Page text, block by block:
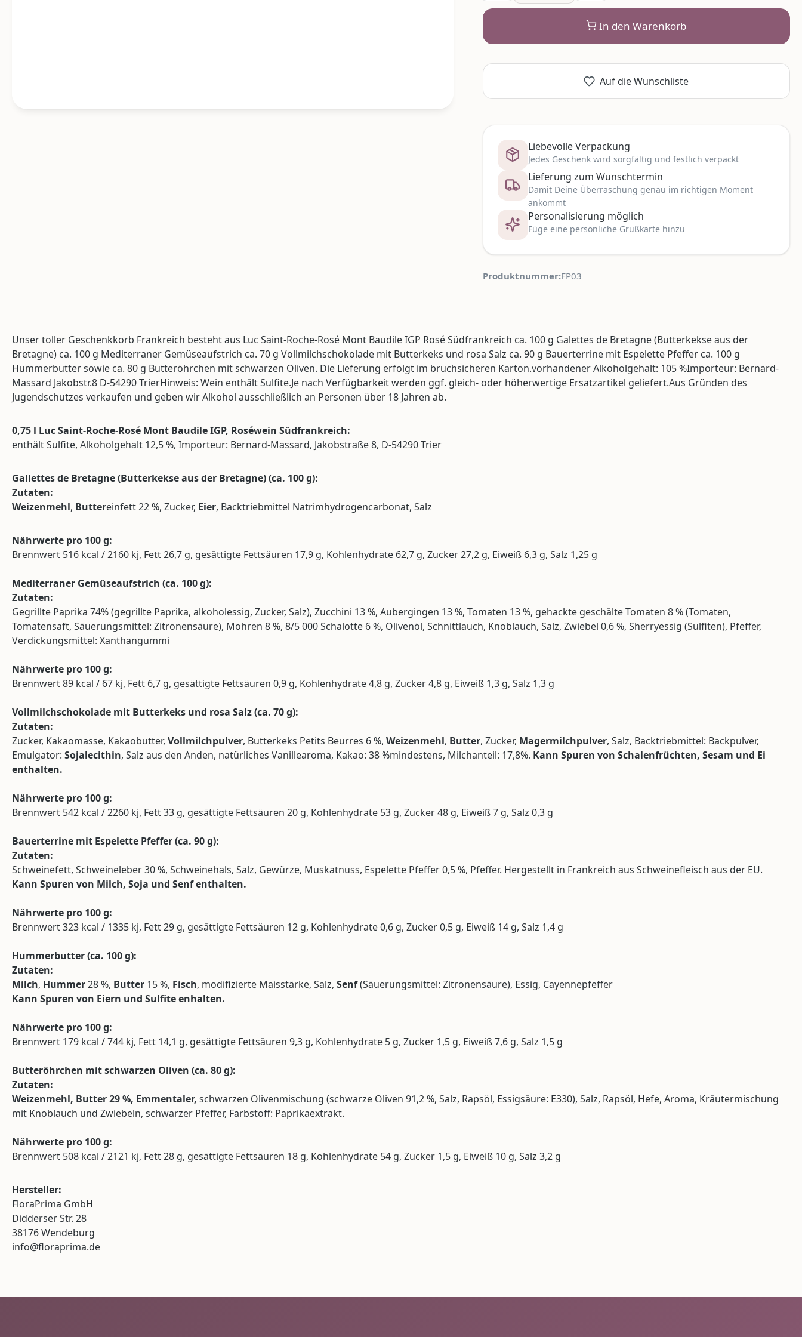
In den Warenkorb
Auf die Wunschliste
Liebevolle Verpackung
Jedes Geschenk wird sorgfältig und festlich verpackt
Lieferung zum Wunschtermin
Damit Deine Überraschung genau im richtigen Moment
ankommt
Personalisierung möglich
Füge eine persönliche Grußkarte hinzu
Produktnummer:FP03
Unser toller Geschenkkorb Frankreich besteht aus Luc Saint-Roche-Rosé Mont Baudile IGP Rosé Südfrankreich ca. 100 g Galettes de Bretagne (Butterkekse aus der
Bretagne) ca. 100 g Mediterraner Gemüseaufstrich ca. 70 g Vollmilchschokolade mit Butterkeks und rosa Salz ca. 90 g Bauerterrine mit Espelette Pfeffer ca. 100 g
Hummerbutter sowie ca. 80 g Butteröhrchen mit schwarzen Oliven. Die Lieferung erfolgt im bruchsicheren Karton.vorhandener Alkoholgehalt: 105 %Importeur: Bernard-
Massard Jakobstr.8 D-54290 TrierHinweis: Wein enthält Sulfite.Je nach Verfügbarkeit werden ggf. gleich- oder höherwertige Ersatzartikel geliefert.Aus Gründen des
Jugendschutzes verkaufen und geben wir Alkohol ausschließlich an Personen über 18 Jahren ab.
0,75 l Luc Saint-Roche-Rosé Mont Baudile IGP, Roséwein Südfrankreich:
enthält Sulfite, Alkoholgehalt 12,5 %, Importeur: Bernard-Massard, Jakobstraße 8, D-54290 Trier
Gallettes de Bretagne (Butterkekse aus der Bretagne) (ca. 100 g):
Zutaten:
Weizenmehl, Buttereinfett 22 %, Zucker, Eier, Backtriebmittel Natrimhydrogencarbonat, Salz
Nährwerte pro 100 g:
Brennwert 516 kcal / 2160 kj, Fett 26,7 g, gesättigte Fettsäuren 17,9 g, Kohlenhydrate 62,7 g, Zucker 27,2 g, Eiweiß 6,3 g, Salz 1,25 g
Mediterraner Gemüseaufstrich (ca. 100 g):
Zutaten:
Gegrillte Paprika 74% (gegrillte Paprika, alkoholessig, Zucker, Salz), Zucchini 13 %, Aubergingen 13 %, Tomaten 13 %, gehackte geschälte Tomaten 8 % (Tomaten,
Tomatensaft, Säuerungsmittel: Zitronensäure), Möhren 8 %, 8/5 000 Schalotte 6 %, Olivenöl, Schnittlauch, Knoblauch, Salz, Zwiebel 0,6 %, Sherryessig (Sulfiten), Pfeffer,
Verdickungsmittel: Xanthangummi
Nährwerte pro 100 g:
Brennwert 89 kcal / 67 kj, Fett 6,7 g, gesättigte Fettsäuren 0,9 g, Kohlenhydrate 4,8 g, Zucker 4,8 g, Eiweiß 1,3 g, Salz 1,3 g
Vollmilchschokolade mit Butterkeks und rosa Salz (ca. 70 g):
Zutaten:
Zucker, Kakaomasse, Kakaobutter, Vollmilchpulver, Butterkeks Petits Beurres 6 %, Weizenmehl, Butter, Zucker, Magermilchpulver, Salz, Backtriebmittel: Backpulver,
Emulgator: Sojalecithin, Salz aus den Anden, natürliches Vanillearoma, Kakao: 38 %mindestens, Milchanteil: 17,8%. Kann Spuren von Schalenfrüchten, Sesam und Ei
enthalten.
Nährwerte pro 100 g:
Brennwert 542 kcal / 2260 kj, Fett 33 g, gesättigte Fettsäuren 20 g, Kohlenhydrate 53 g, Zucker 48 g, Eiweiß 7 g, Salz 0,3 g
Bauerterrine mit Espelette Pfeffer (ca. 90 g):
Zutaten:
Schweinefett, Schweineleber 30 %, Schweinehals, Salz, Gewürze, Muskatnuss, Espelette Pfeffer 0,5 %, Pfeffer. Hergestellt in Frankreich aus Schweinefleisch aus der EU.
Kann Spuren von Milch, Soja und Senf enthalten.
Nährwerte pro 100 g:
Brennwert 323 kcal / 1335 kj, Fett 29 g, gesättigte Fettsäuren 12 g, Kohlenhydrate 0,6 g, Zucker 0,5 g, Eiweiß 14 g, Salz 1,4 g
Hummerbutter (ca. 100 g):
Zutaten:
Milch, Hummer28 %, Butter 15 %, Fisch, modifizierte Maisstärke, Salz, Senf(Säuerungsmittel: Zitronensäure), Essig, Cayennepfeffer
Kann Spuren von Eiern und Sulfite enhalten.
Nährwerte pro 100 g:
Brennwert 179 kcal / 744 kj, Fett 14,1 g, gesättigte Fettsäuren 9,3 g, Kohlenhydrate 5 g, Zucker 1,5 g, Eiweiß 7,6 g, Salz 1,5 g
Butteröhrchen mit schwarzen Oliven (ca. 80 g):
Zutaten:
Weizenmehl, Butter 29 %, Emmentaler, schwarzen Olivenmischung (schwarze Oliven 91,2 %, Salz, Rapsöl, Essigsäure: E330), Salz, Rapsöl, Hefe, Aroma, Kräutermischung
mit Knoblauch und Zwiebeln, schwarzer Pfeffer, Farbstoff: Paprikaextrakt.
Nährwerte pro 100 g:
Brennwert 508 kcal / 2121 kj, Fett 28 g, gesättigte Fettsäuren 18 g, Kohlenhydrate 54 g, Zucker 1,5 g, Eiweiß 10 g, Salz 3,2 g
Hersteller:
FloraPrima GmbH
Didderser Str. 28
38176 Wendeburg
info@floraprima.de